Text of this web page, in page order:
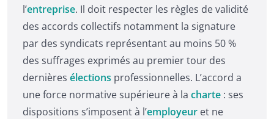
l’entreprise. Il doit respecter les règles de validité
des accords collectifs notamment la signature
par des syndicats représentant au moins 50 %
des suffrages exprimés au premier tour des
dernières élections professionnelles. L’accord a
une force normative supérieure à la charte : ses
dispositions s’imposent à l’employeur et ne